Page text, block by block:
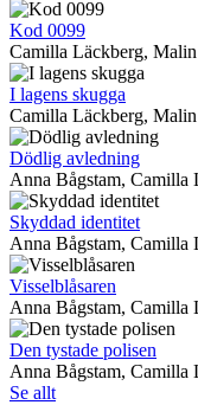
Kod 0099
Camilla Läckberg,
I lagens skugga
Camilla Läckberg,
Dödlig avledning
Anna Bågstam, Camilla
Skyddad identitet
Anna Bågstam, Camilla
Visselblåsaren
Anna Bågstam, Camilla
Den tystade polisen
Anna Bågstam, Camilla
Se allt